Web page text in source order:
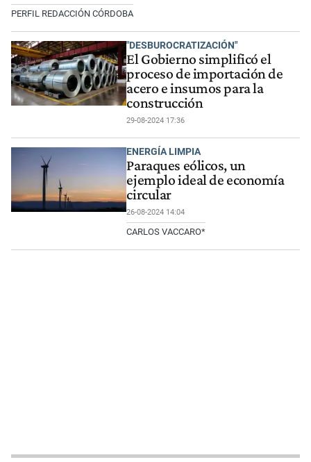
PERFIL REDACCIÓN CÓRDOBA
"DESBUROCRATIZACIÓN"
El Gobierno simplificó el
proceso de importación de
acero e insumos para la
construcción
29-08-2024 17:36
ENERGÍA LIMPIA
Paraques eólicos, un
ejemplo ideal de economía
circular
26-08-2024 14:04
CARLOS VACCARO*